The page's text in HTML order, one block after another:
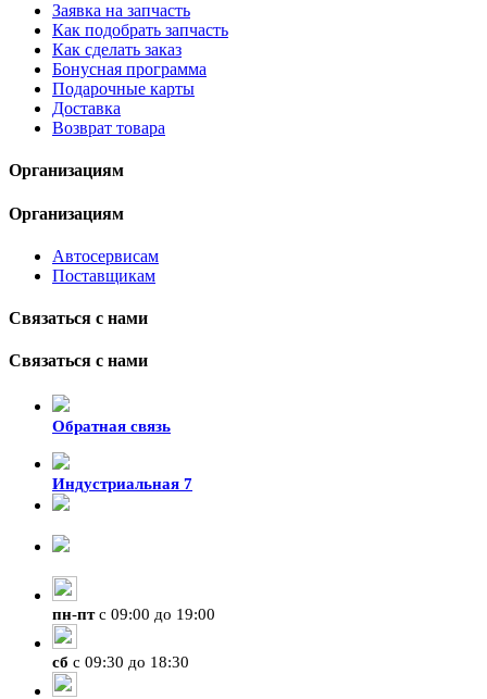
Заявка на запчасть
Как подобрать запчасть
Как сделать заказ
Бонусная программа
Подарочные карты
Доставка
Возврат товара
Организациям
Организациям
Автосервисам
Поставщикам
Связаться с нами
Связаться с нами
Обратная связь
Индустриальная 7
пн-птс 09:00 до 19:00
сб с 09:30 до 18:30